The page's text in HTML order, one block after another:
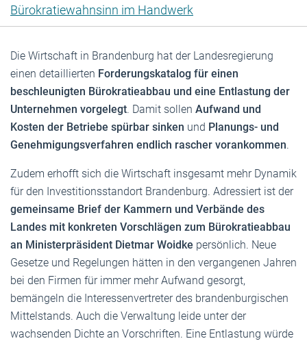
Bürokratiewahnsinn im Handwerk
Die Wirtschaft in Brandenburg hat der Landesregierung
einen detaillierten Forderungskatalog für einen
beschleunigten Bürokratieabbau und eine Entlastung der
Unternehmen vorgelegt. Damit sollen Aufwand und
Kosten der Betriebe spürbar sinken und Planungs- und
Genehmigungsverfahren endlich rascher vorankommen.
Zudem erhofft sich die Wirtschaft insgesamt mehr Dynamik
für den Investitionsstandort Brandenburg. Adressiert ist der
gemeinsame Brief der Kammern und Verbände des
Landes mit konkreten Vorschlägen zum Bürokratieabbau
an Ministerpräsident Dietmar Woidke persönlich. Neue
Gesetze und Regelungen hätten in den vergangenen Jahren
bei den Firmen für immer mehr Aufwand gesorgt,
bemängeln die Interessenvertreter des brandenburgischen
Mittelstands. Auch die Verwaltung leide unter der
wachsenden Dichte an Vorschriften. Eine Entlastung würde